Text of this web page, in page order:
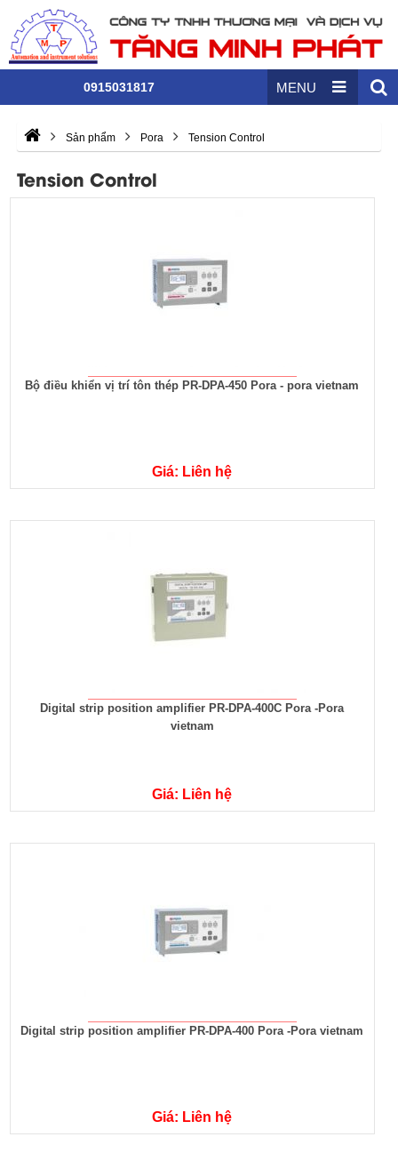
0915031817 MENU
Sản phẩm Pora Tension Control
Tension Control
Bộ điều khiển vị trí tôn thép PR-DPA-450 Pora - pora vietnam
Giá: Liên hệ
Digital strip position amplifier PR-DPA-400C Pora -Pora
vietnam
Giá: Liên hệ
Digital strip position amplifier PR-DPA-400 Pora -Pora vietnam
Giá: Liên hệ